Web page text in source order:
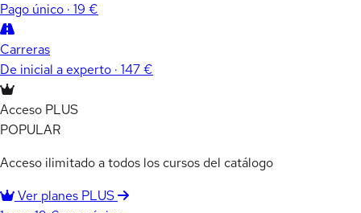
Pago único · 19 €
Carreras
De inicial a experto · 147 €
Acceso PLUS
POPULAR
Acceso ilimitado a todos los cursos del catálogo
Ver planes PLUS